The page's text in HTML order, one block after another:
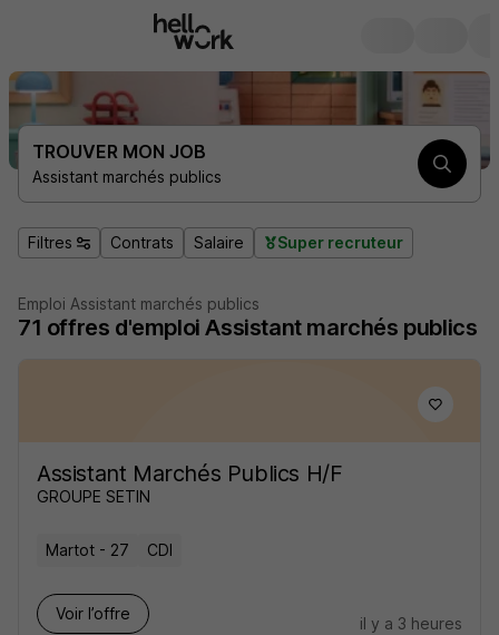
TROUVER MON JOB
Assistant marchés publics
Filtres Contrats Salaire Super recruteur
Emploi Assistant marchés publics
71 offres d'emploi Assistant marchés publics
Assistant Marchés Publics H/F
GROUPE SETIN
Martot - 27 CDI
Voir l’offre
il y a 3 heures